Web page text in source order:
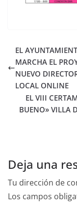
EL
MARCHA EL
NUEVO
LOCAL ONLINE
EL VIII
BUENO» VILLA
Deja una
Tu dirección de
Los campos